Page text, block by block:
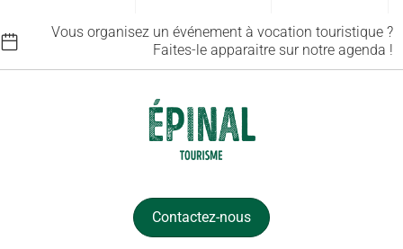
Vous organisez un événement à vocation touristique ?
Faites-le apparaitre sur notre agenda !
Contactez-nous